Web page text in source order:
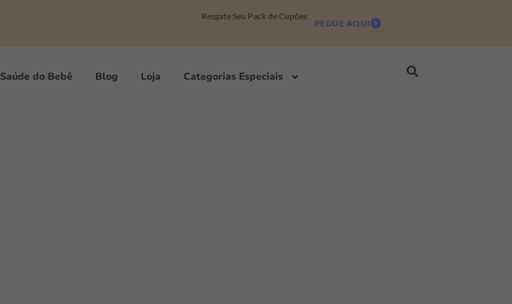
Resgate Seu Pack de Cupões
PEGUE AQUI
Saúde do Bebê Blog Loja Categorias Especiais